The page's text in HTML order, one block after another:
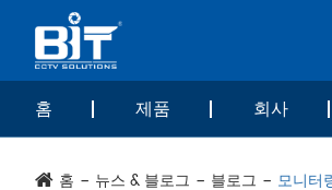
홈 제품 회사
홈 뉴스 & 블로그 블로그 모니터